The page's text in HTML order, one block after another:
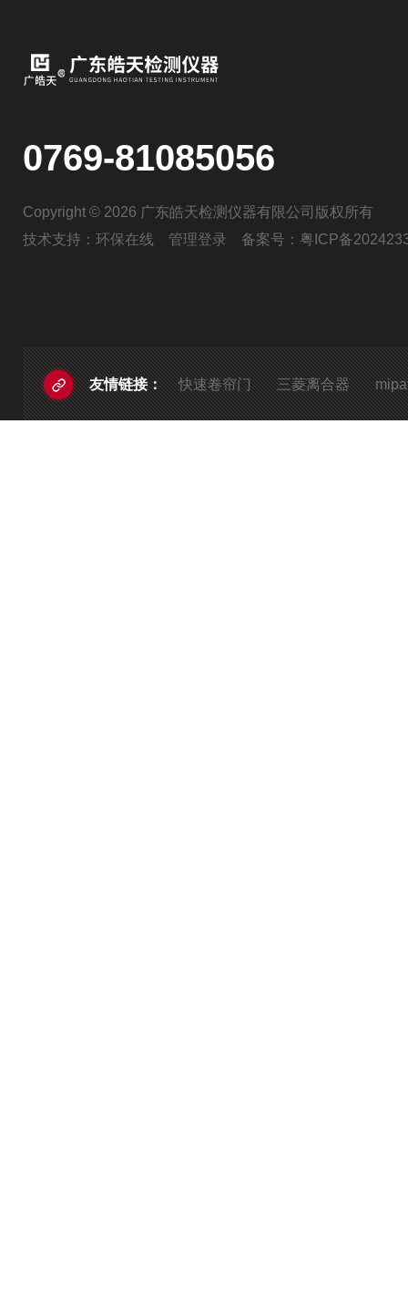
0769-81085056
Copyright © 2026 广东皓天检测仪器有限公司版权所有
技术支持： 环保在线 管理登录 备案号： 粤ICP备
友情链接： 快速卷帘门 三菱离合器